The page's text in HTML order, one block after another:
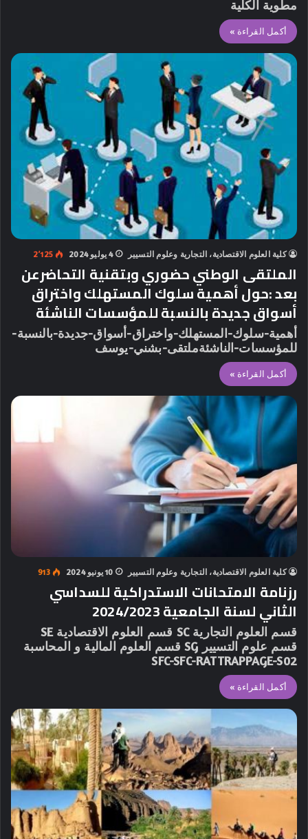
مطوية الكلية
أكمل القراءة »
كلية العلوم الاقتصادية، التجارية وعلوم التسيير 4 يوليو 2024 2٬125
الملتقى الوطني حضوري وبتقنية التحاضرعن
بعد :حول أهمية سلوك المستهلك واختراق
أسواق جديدة بالنسبة للمؤسسات الناشئة
أهمية-سلوك-المستهلك-واختراق-أسواق-جديدة-بالنسبة-
للمؤسسات-الناشئةملتقى-بشني-يوسف
أكمل القراءة »
كلية العلوم الاقتصادية، التجارية وعلوم التسيير 10 يونيو 2024 913
رزنامة الامتحانات الاستدراكية للسداسي
الثاني لسنة الجامعية 2024/2023
قسم العلوم التجارية SC قسم العلوم الاقتصادية SE
قسم علوم التسيير SG قسم العلوم المالية و المحاسبة
SFC-SFC-RATTRAPPAGE-S02
أكمل القراءة »